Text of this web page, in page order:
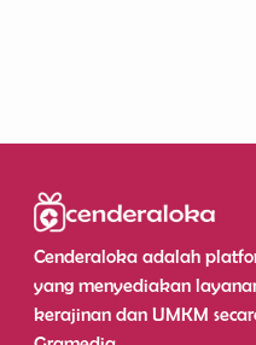
Cenderaloka adalah
yang menyediakan
kerajinan dan UMKM